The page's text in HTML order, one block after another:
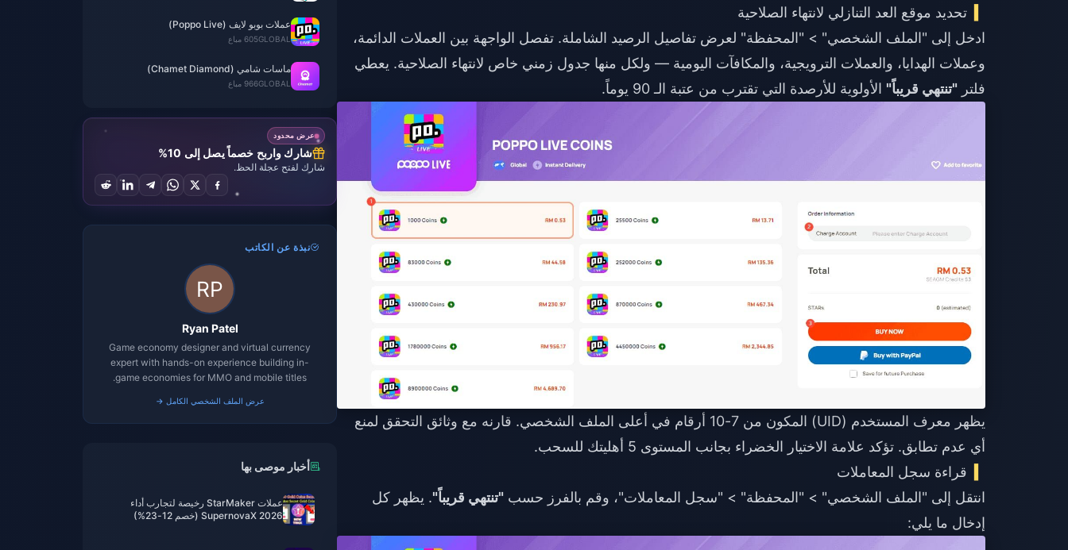
تحديد موقع العد التنازلي لانتهاء الصلاحية
ادخل إلى "الملف الشخصي" > "المحفظة" لعرض تفاصيل الرصيد الشاملة. تفصل الواجهة بين العملات الدائمة،
وعملات الهدايا، والعملات الترويجية، والمكافآت اليومية — ولكل منها جدول زمني خاص لانتهاء الصلاحية. يعطي
فلتر "تنتهي قريباً" الأولوية للأرصدة التي تقترب من عتبة الـ 90 يوماً.
يظهر معرف المستخدم (UID) المكون من 7-10 أرقام في أعلى الملف الشخصي. قارنه مع وثائق التحقق لمنع
أي عدم تطابق. تؤكد علامة الاختيار الخضراء بجانب المستوى 5 أهليتك للسحب.
قراءة سجل المعاملات
انتقل إلى "الملف الشخصي" > "المحفظة" > "سجل المعاملات"، وقم بالفرز حسب "تنتهي قريباً". يظهر كل
إدخال ما يلي:
عملات بوبو لايف (Poppo Live)
GLOBAL605 مباع
ماسات شامي (Chamet Diamond)
GLOBAL966 مباع
عرض محدود
شارك واربح خصماً يصل إلى 10%
شارك لفتح عجلة الحظ.
نبذة عن الكاتب
Ryan Patel
Game economy designer and virtual currency
expert with hands-on experience building in-
game economies for MMO and mobile titles.
عرض الملف الشخصي الكامل →
أخبار موصى بها
عملات StarMaker رخيصة لتجارب أداء
SupernovaX 2026 (خصم 12-23%)